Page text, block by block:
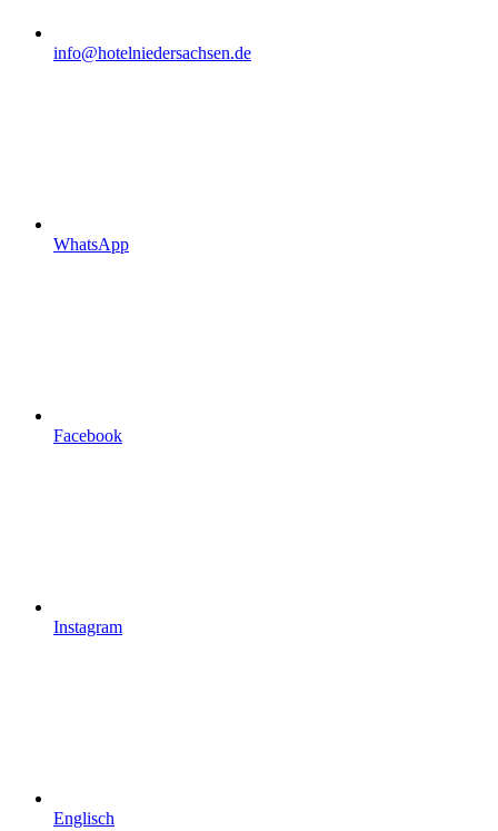
info@hotelniedersachsen.de
WhatsApp
Facebook
Instagram
Englisch